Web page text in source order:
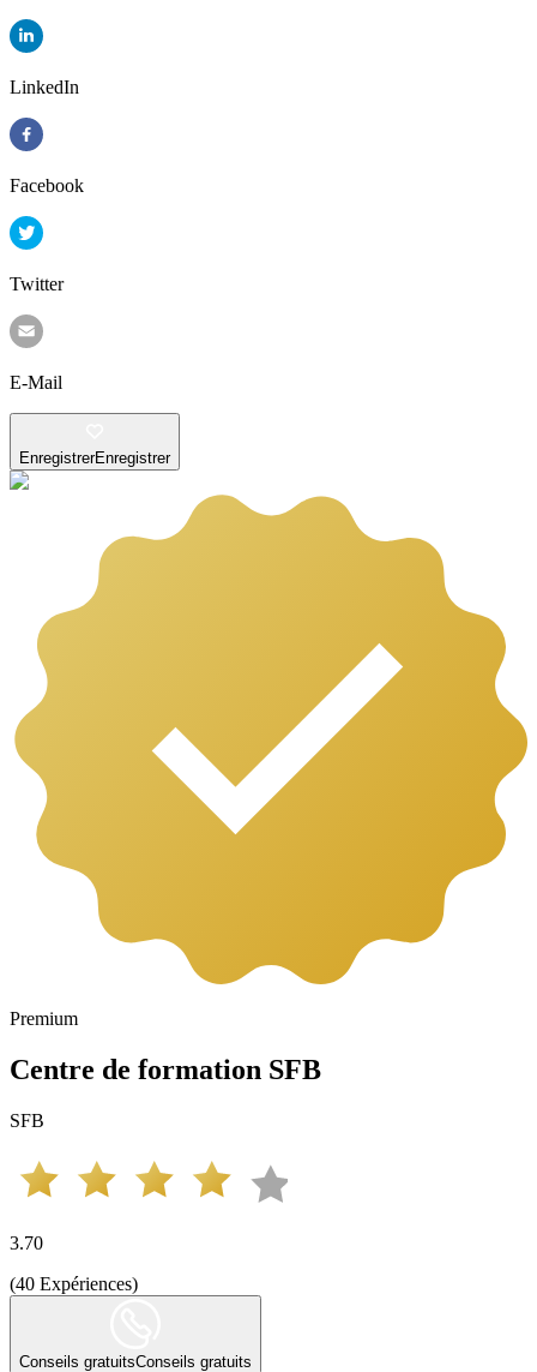
LinkedIn
Facebook
Twitter
E-Mail
EnregistrerEnregistrer
Premium
Centre de formation SFB
SFB
3.70
(40 Expériences)
Conseils gratuitsConseils gratuits